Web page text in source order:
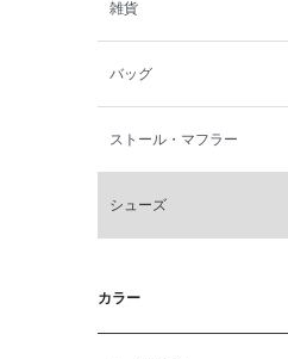
雑貨
バッグ
ストール・マフラー
シューズ
カラー